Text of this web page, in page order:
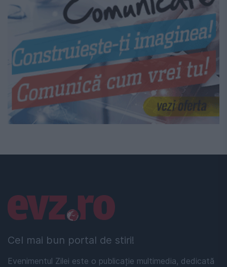
Cel mai bun portal de stiri!
Evenimentul Zilei este o publicație multimedia, dedicată
Linkuri utile